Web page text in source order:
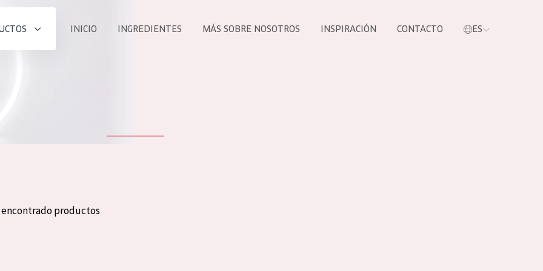
INICIO INGREDIENTES MÁS SOBRE NOSOTROS INSPIRACIÓN CONTACTO ES
encontrado productos